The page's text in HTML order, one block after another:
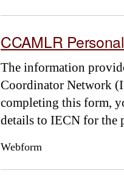
CCAMLR
The information
Coordinator Network
completing this form,
details to IECN for the
Webform